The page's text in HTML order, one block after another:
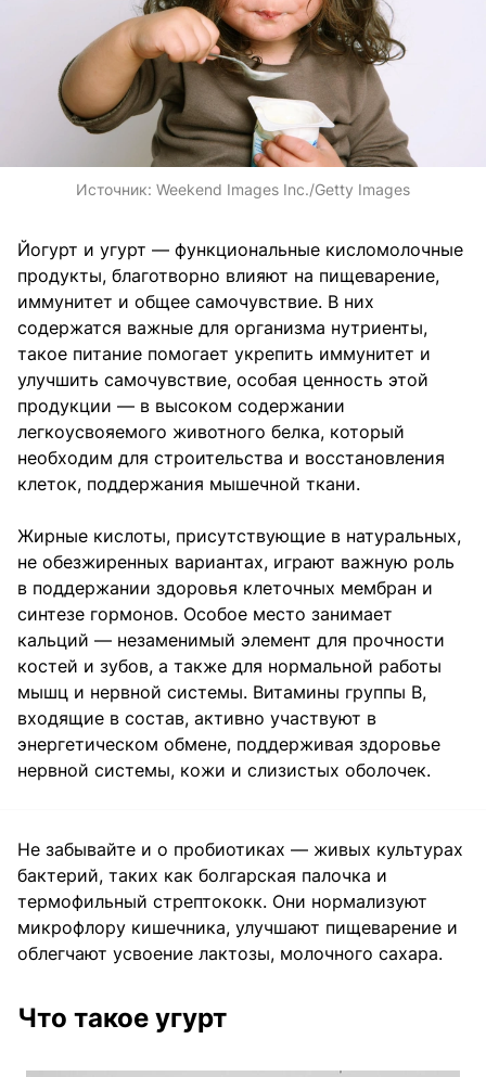
Источник: Weekend Images Inc./Getty Images
Йогурт и угурт — функциональные кисломолочные
продукты, благотворно влияют на пищеварение,
иммунитет и общее самочувствие. В них
содержатся важные для организма нутриенты,
такое питание помогает укрепить иммунитет и
улучшить самочувствие, особая ценность этой
продукции — в высоком содержании
легкоусвояемого животного белка, который
необходим для строительства и восстановления
клеток, поддержания мышечной ткани.
Жирные кислоты, присутствующие в натуральных,
не обезжиренных вариантах, играют важную роль
в поддержании здоровья клеточных мембран и
синтезе гормонов. Особое место занимает
кальций — незаменимый элемент для прочности
костей и зубов, а также для нормальной работы
мышц и нервной системы. Витамины группы B,
входящие в состав, активно участвуют в
энергетическом обмене, поддерживая здоровье
нервной системы, кожи и слизистых оболочек.
Не забывайте и о пробиотиках — живых культурах
бактерий, таких как болгарская палочка и
термофильный стрептококк. Они нормализуют
микрофлору кишечника, улучшают пищеварение и
облегчают усвоение лактозы, молочного сахара.
Что такое угурт